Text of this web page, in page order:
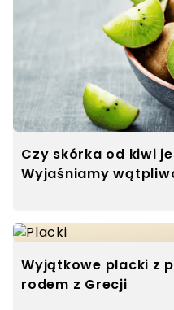
Czy skórka od kiwi
Wyjaśniamy
Wyjątkowe placki z
rodem z Grecji